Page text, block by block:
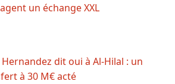
un échange XXL
dit oui à Al-Hilal : un
à 30 M€ acté